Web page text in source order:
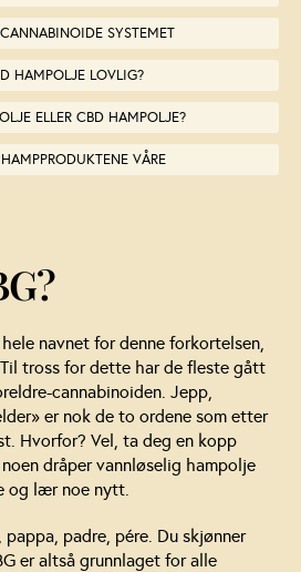
SYSTEMET
HAMPOLJE LOVLIG?
ELLER CBD HAMPOLJE?
VÅRE
navnet for denne forkortelsen,
tross for dette har de fleste gått
cannabinoiden. Jepp,
er nok de to ordene som etter
Hvorfor? Vel, ta deg en kopp
dråper vannløselig hampolje
og lær noe nytt.
pappa, padre, pére. Du skjønner
er altså grunnlaget for alle